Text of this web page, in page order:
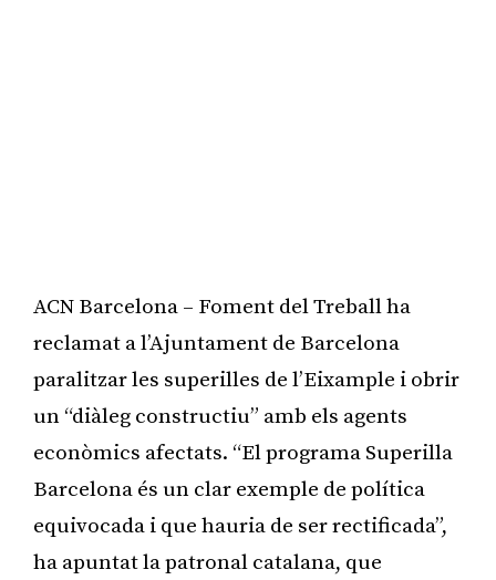
ACN Barcelona – Foment del Treball ha
reclamat a l’Ajuntament de Barcelona
paralitzar les superilles de l’Eixample i obrir
un “diàleg constructiu” amb els agents
econòmics afectats. “El programa Superilla
Barcelona és un clar exemple de política
equivocada i que hauria de ser rectificada”,
ha apuntat la patronal catalana, que